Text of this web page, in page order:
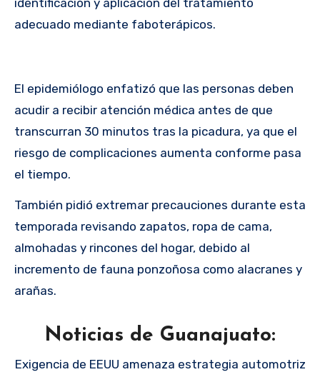
identificación y aplicación del tratamiento
adecuado mediante faboterápicos.
El epidemiólogo enfatizó que las personas deben
acudir a recibir atención médica antes de que
transcurran 30 minutos tras la picadura, ya que el
riesgo de complicaciones aumenta conforme pasa
el tiempo.
También pidió extremar precauciones durante esta
temporada revisando zapatos, ropa de cama,
almohadas y rincones del hogar, debido al
incremento de fauna ponzoñosa como alacranes y
arañas.
Noticias de Guanajuato:
Exigencia de EEUU amenaza estrategia automotriz